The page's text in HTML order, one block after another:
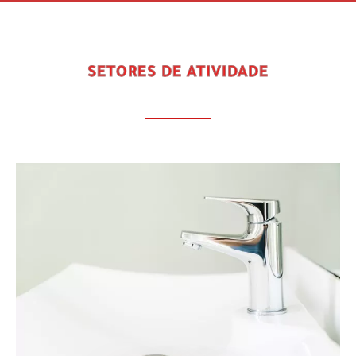
SETORES DE ATIVIDADE